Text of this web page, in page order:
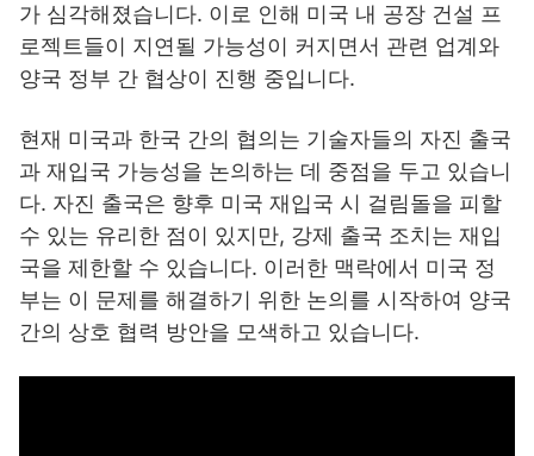
가 심각해졌습니다. 이로 인해 미국 내 공장 건설 프
로젝트들이 지연될 가능성이 커지면서 관련 업계와
양국 정부 간 협상이 진행 중입니다.
현재 미국과 한국 간의 협의는 기술자들의 자진 출국
과 재입국 가능성을 논의하는 데 중점을 두고 있습니
다. 자진 출국은 향후 미국 재입국 시 걸림돌을 피할
수 있는 유리한 점이 있지만, 강제 출국 조치는 재입
국을 제한할 수 있습니다. 이러한 맥락에서 미국 정
부는 이 문제를 해결하기 위한 논의를 시작하여 양국
간의 상호 협력 방안을 모색하고 있습니다.